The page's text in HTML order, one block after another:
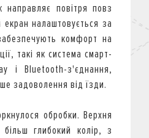
направляє повітря повз
налаштовується за
комфорт на
такі як система смарт-
і Bluetooth-з'єднання,
задоволення від їзди.
обробки. Верхня
глибокий колір, з